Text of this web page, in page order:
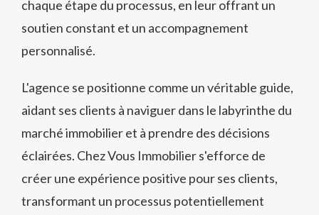
chaque étape du processus, en leur offrant un
soutien constant et un accompagnement
personnalisé.
L'agence se positionne comme un véritable guide,
aidant ses clients à naviguer dans le labyrinthe du
marché immobilier et à prendre des décisions
éclairées. Chez Vous Immobilier s'efforce de
créer une expérience positive pour ses clients,
transformant un processus potentiellement